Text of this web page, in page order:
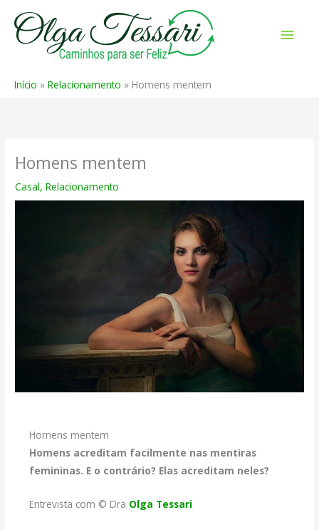
para
Início Relacionamento Homens mentem
Homens mentem
Casal,Relacionamento
Homens mentem
Homens acreditam facilmente nas mentiras
femininas. E o contrário? Elas acreditam neles?
Entrevista com © Dra Olga Tessari